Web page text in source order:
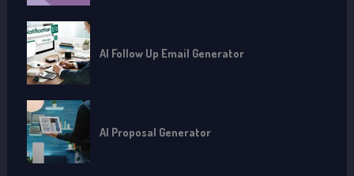
AI Follow Up Email Generator
AI Proposal Generator